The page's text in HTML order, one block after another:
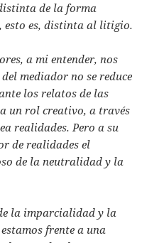
de la forma
esto es, distinta al litigio.
a mi entender, nos
mediador no se reduce
los relatos de las
un rol creativo, a través
realidades. Pero a su
de realidades el
de la neutralidad y la
la imparcialidad y la
frente a una